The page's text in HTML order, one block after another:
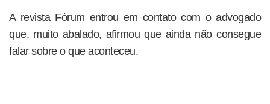
A revista Fórum entrou em contato com o advogado
que, muito abalado, afirmou que ainda não consegue
falar sobre o que aconteceu.